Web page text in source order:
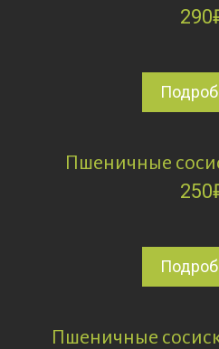
290
Пшеничные
250
Пшеничные